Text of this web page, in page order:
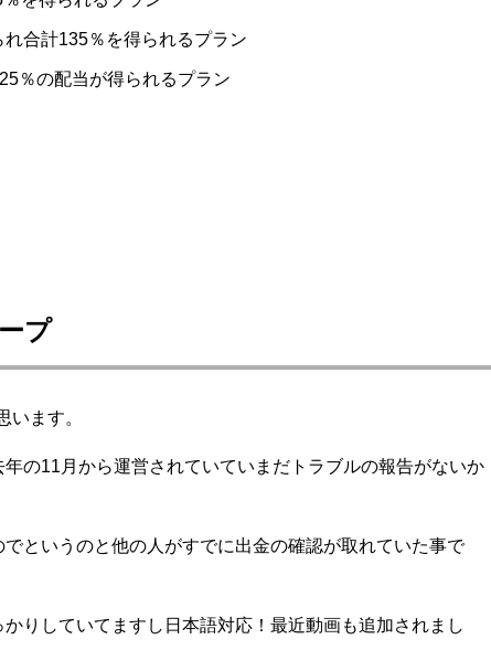
合計135％を得られるプラン
％の配当が得られるプラン
プ
います。
の11月から運営されていていまだトラブルの報告がないか
というのと他の人がすでに出金の確認が取れていた事で
りしていてますし日本語対応！最近動画も追加されまし